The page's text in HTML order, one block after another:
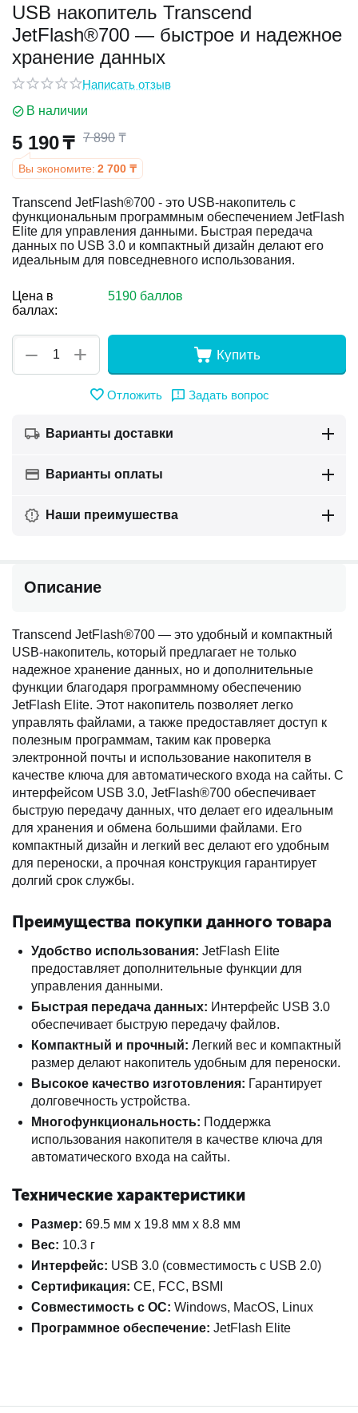
USB накопитель Transcend
JetFlash®700 — быстрое и надежное
хранение данных
Написать отзыв
В наличии
5 190₸ 7 890 ₸
Вы экономите: 2 700 ₸
Transcend JetFlash®700 - это USB-накопитель с
функциональным программным обеспечением JetFlash
Elite для управления данными. Быстрая передача
данных по USB 3.0 и компактный дизайн делают его
идеальным для повседневного использования.
Цена в
баллах:
5190 баллов
+
− Купить
Отложить Задать вопрос
Варианты доставки
Варианты оплаты
Наши преимушества
Описание
Transcend JetFlash®700 — это удобный и компактный
USB-накопитель, который предлагает не только
надежное хранение данных, но и дополнительные
функции благодаря программному обеспечению
JetFlash Elite. Этот накопитель позволяет легко
управлять файлами, а также предоставляет доступ к
полезным программам, таким как проверка
электронной почты и использование накопителя в
качестве ключа для автоматического входа на сайты. С
интерфейсом USB 3.0, JetFlash®700 обеспечивает
быструю передачу данных, что делает его идеальным
для хранения и обмена большими файлами. Его
компактный дизайн и легкий вес делают его удобным
для переноски, а прочная конструкция гарантирует
долгий срок службы.
Преимущества покупки данного товара
Удобство использования: JetFlash Elite
предоставляет дополнительные функции для
управления данными.
Быстрая передача данных: Интерфейс USB 3.0
обеспечивает быструю передачу файлов.
Компактный и прочный: Легкий вес и компактный
размер делают накопитель удобным для переноски.
Высокое качество изготовления: Гарантирует
долговечность устройства.
Многофункциональность: Поддержка
использования накопителя в качестве ключа для
автоматического входа на сайты.
Технические характеристики
Размер: 69.5 мм x 19.8 мм x 8.8 мм
Вес: 10.3 г
Интерфейс: USB 3.0 (совместимость с USB 2.0)
Сертификация: CE, FCC, BSMI
Совместимость с ОС: Windows, MacOS, Linux
Программное обеспечение: JetFlash Elite